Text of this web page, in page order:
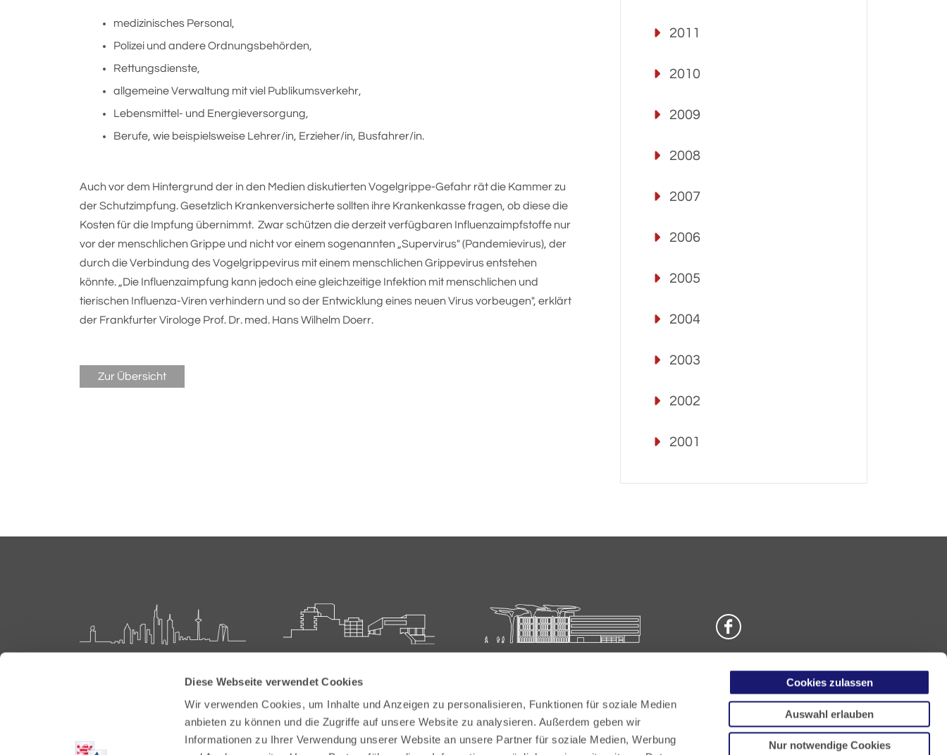
Diese Webseite verwendet Cookies
Wir verwenden Cookies, um Inhalte und Anzeigen zu personalisieren, Funktionen für soziale Medien
anbieten zu können und die Zugriffe auf unsere Website zu analysieren. Außerdem geben wir
Informationen zu Ihrer Verwendung unserer Website an unsere Partner für soziale Medien, Werbung
Cookies zulassen
Auswahl erlauben
Nur notwendige Cookies
medizinisches Personal,
Polizei und andere Ordnungsbehörden,
Rettungsdienste,
allgemeine Verwaltung mit viel Publikumsverkehr,
Lebensmittel- und Energieversorgung,
Berufe, wie beispielsweise Lehrer/in, Erzieher/in, Busfahrer/in.
Auch vor dem Hintergrund der in den Medien diskutierten Vogelgrippe-Gefahr rät die Kammer zu
der Schutzimpfung. Gesetzlich Krankenversicherte sollten ihre Krankenkasse fragen, ob diese die
Kosten für die Impfung übernimmt. Zwar schützen die derzeit verfügbaren Influenzaimpfstoffe nur
vor der menschlichen Grippe und nicht vor einem sogenannten „Supervirus" (Pandemievirus), der
durch die Verbindung des Vogelgrippevirus mit einem menschlichen Grippevirus entstehen
könnte. „Die Influenzaimpfung kann jedoch eine gleichzeitige Infektion mit menschlichen und
tierischen Influenza-Viren verhindern und so der Entwicklung eines neuen Virus vorbeugen", erklärt
der Frankfurter Virologe Prof. Dr. med. Hans Wilhelm Doerr.
Zur Übersicht
2011
2010
2009
2008
2007
2006
2005
2004
2003
2002
2001
Postfach 60 05 66
Carl-Oelemann-Weg 5
Carl-Oelemann-Weg 5